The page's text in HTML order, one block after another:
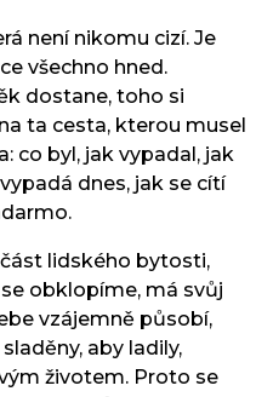
není nikomu cizí. Je
všechno hned.
dostane, toho si
ta cesta, kterou musel
co byl, jak vypadal, jak
dnes, jak se cítí
lidského bytosti,
obklopíme, má svůj
vzájemně působí,
aby ladily,
životem. Proto se